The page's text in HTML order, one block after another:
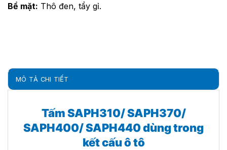
Bề mặt: Thô đen, tẩy gỉ.
MÔ TẢ CHI TIẾT
Tấm SAPH310/ SAPH370/
SAPH400/ SAPH440 dùng trong
kết cấu ô tô